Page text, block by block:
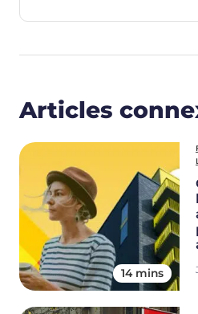
Articles
14 mins